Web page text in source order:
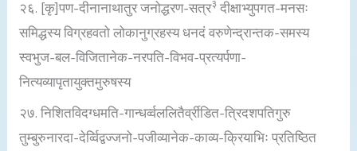
२६. [कृ]पण-दीनानाथातुर जनोद्धरण-सत्र३ दीक्षाभ्युपगत-मनसः
समिद्धस्य विग्रहवतो लोकानुग्रहस्य धनदं वरुणेन्द्रान्तक-समस्य
स्वभुज-बल-विजितानेक-नरपति-विभव-प्रत्यर्पणा-
नित्यव्यापृतायुक्तमुरुषस्य
२७. निशितविदग्धमति-गान्धर्व्वललितैर्व्रीडित-त्रिदशपतिगुरु
तुम्बुरुनारदा-देर्व्विद्वज्जनो-पजीव्यानेक-काव्य-क्रियाभिः प्रतिष्ठित